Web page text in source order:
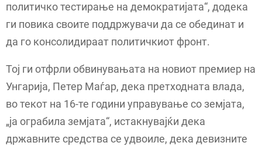
политичко тестирање на демократијата“, додека
ги повика своите поддржувачи да се обединат и
да го консолидираат политичкиот фронт.
Тој ги отфрли обвинувањата на новиот премиер на
Унгарија, Петер Маѓар, дека претходната влада,
во текот на 16-те години управување со земјата,
„ја ограбила земјата“, истакнувајќи дека
државните средства се удвоиле, дека девизните